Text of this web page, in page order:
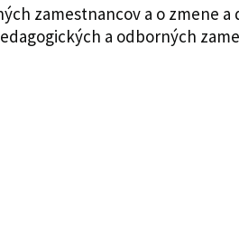
zamestnancov a o zmene
a odborných